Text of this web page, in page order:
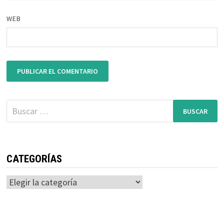
WEB
Buscar:
CATEGORÍAS
Categorías